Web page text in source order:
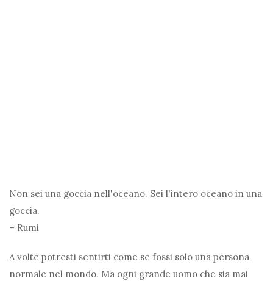
Non sei una goccia nell'oceano. Sei l'intero oceano in una
goccia.
– Rumi
A volte potresti sentirti come se fossi solo una persona
normale nel mondo. Ma ogni grande uomo che sia mai